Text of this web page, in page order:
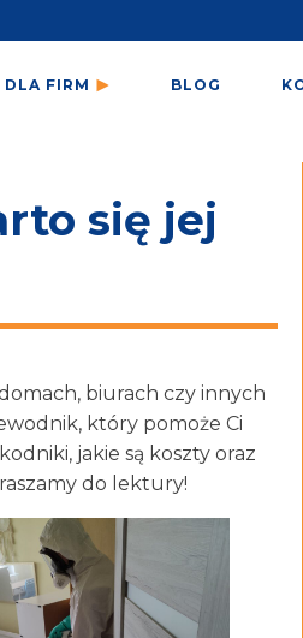
DLA FIRM BLOG
się jej
biurach czy innych
który pomoże Ci
jakie są koszty oraz
do lektury!